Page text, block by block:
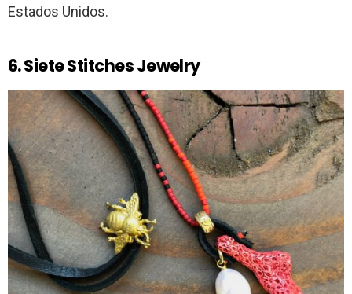
Estados Unidos.
6. Siete Stitches Jewelry